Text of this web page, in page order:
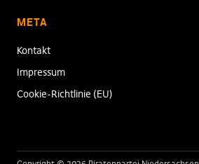
META
Kontakt
Impressum
Cookie-Richtlinie (EU)